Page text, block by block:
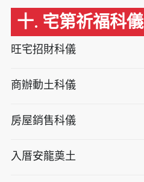
十. 宅第祈福科儀
旺宅招財科儀
商辦動土科儀
房屋銷售科儀
入厝安龍奠土